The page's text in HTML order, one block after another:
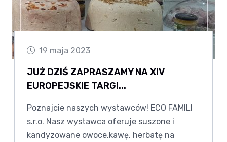
19 maja 2023
JUŻ DZIŚ ZAPRASZAMY NA XIV
EUROPEJSKIE TARGI...
Poznajcie naszych wystawców! ECO FAMILI
s.r.o. Nasz wystawca oferuje suszone i
kandyzowane owoce,kawę, herbatę na